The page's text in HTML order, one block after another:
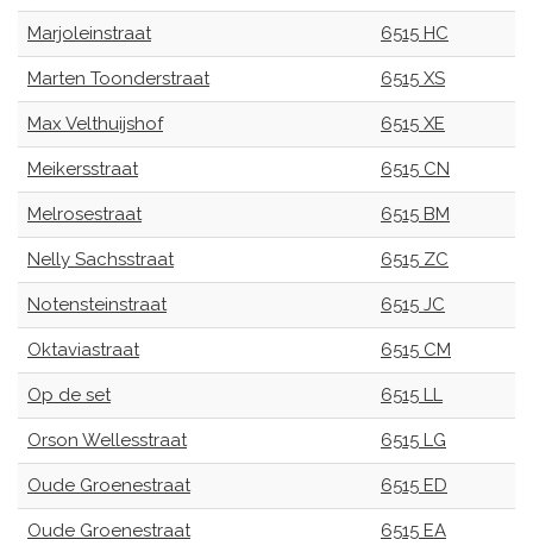
Marjoleinstraat 6515 HC
Marten Toonderstraat 6515 XS
Max Velthuijshof 6515 XE
Meikersstraat 6515 CN
Melrosestraat 6515 BM
Nelly Sachsstraat 6515 ZC
Notensteinstraat 6515 JC
Oktaviastraat 6515 CM
Op de set 6515 LL
Orson Wellesstraat 6515 LG
Oude Groenestraat 6515 ED
Oude Groenestraat 6515 EA